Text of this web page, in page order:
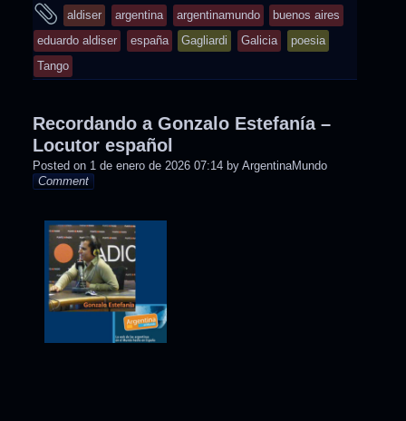
entry
was
posted
in
and
tagged
aldiser argentina argentinamundo
buenos aires
eduardo aldiser
españa Gagliardi Galicia
poesia
Tango
Recordando a Gonzalo Estefanía –
Locutor español
Posted on 1 de enero de 2026 07:14 by ArgentinaMundo
Comment